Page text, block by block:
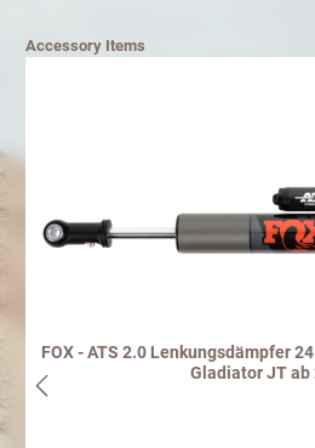
Accessory Items
FOX - ATS 2.0 Lenkungsdämpfer
Gladiator JT ab